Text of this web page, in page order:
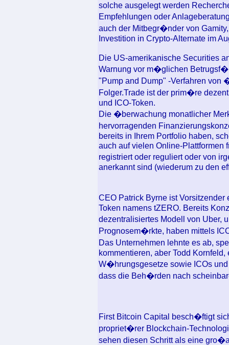
solche ausgelegt werden
Empfehlungen oder
auch der Mitbegr�nder von
Investition in Crypto-Alternate im
Die US-amerikanische Securities
Warnung vor m�glichen
"Pump and Dump" -Verfahren
Folger.Trade ist der prim�re
und ICO-Token.
Die �berwachung monatlicher
hervorragenden
bereits in Ihrem Portfolio haben,
auch auf vielen Online-Plattformen
registriert oder reguliert oder von
anerkannt sind (wiederum zu den
CEO Patrick Byrne ist
Token namens tZERO. Bereits
dezentralisiertes Modell von Uber,
Prognosem�rkte, haben mittels
Das Unternehmen lehnte es ab,
kommentieren, aber Todd
W�hrungsgesetze sowie ICOs
dass die Beh�rden nach
First Bitcoin Capital besch�ftigt
propriet�rer Blockchain-
sehen diesen Schritt als eine